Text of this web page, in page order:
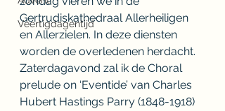
Veertigdagentijd
Gertrudiskathedraal Allerheiligen
en Allerzielen. In deze diensten
worden de overledenen herdacht.
Zaterdagavond zal ik de Choral
prelude on ‘Eventide’ van Charles
Hubert Hastings Parry (1848-1918)